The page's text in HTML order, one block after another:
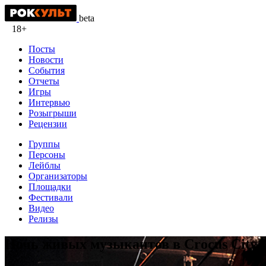
beta
18+
Посты
Новости
События
Отчеты
Игры
Интервью
Розыгрыши
Рецензии
Группы
Персоны
Лейблы
Организаторы
Площадки
Фестивали
Видео
Релизы
Ночь живых музыкантов в Crocus City